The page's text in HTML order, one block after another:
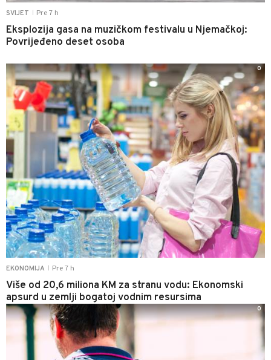
SVIJET Pre 7 h
Eksplozija gasa na muzičkom festivalu u Njemačkoj:
Povrijeđeno deset osoba
EKONOMIJA Pre 7 h
Više od 20,6 miliona KM za stranu vodu: Ekonomski
apsurd u zemlji bogatoj vodnim resursima
0
0